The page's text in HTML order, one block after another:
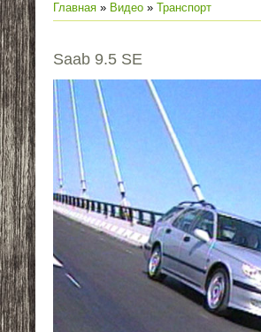
Главная » Видео » Транспорт
Saab 9.5 SE